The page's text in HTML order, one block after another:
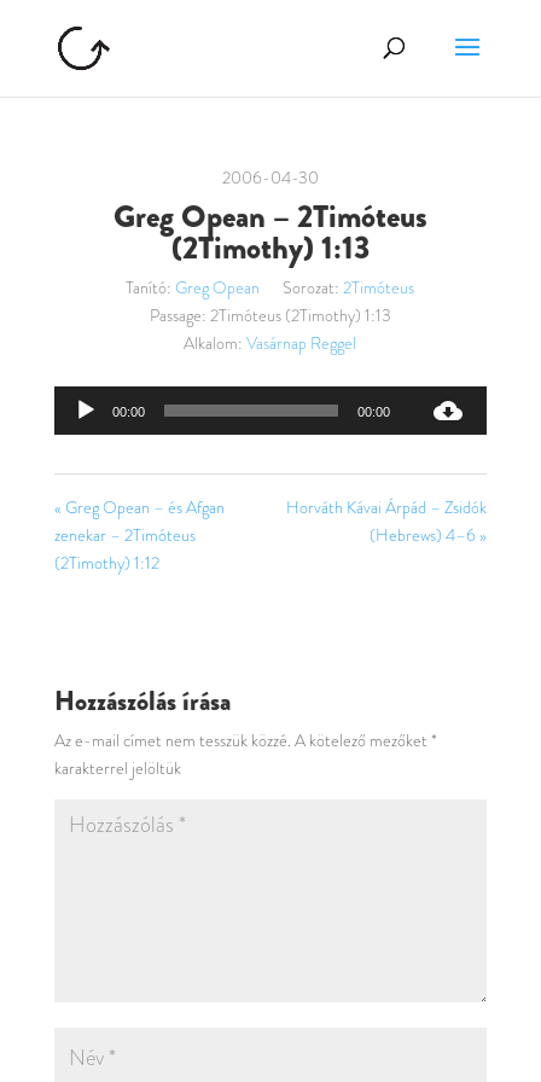
2006-04-30
Greg Opean – 2Timóteus
(2Timothy) 1:13
Tanító: Greg Opean Sorozat: 2Timóteus
Passage: 2Timóteus (2Timothy) 1:13
Alkalom: Vasárnap Reggel
Audió
00:00 00:00
« Greg Opean – és Afgan
zenekar – 2Timóteus
(2Timothy) 1:12
Horváth Kávai Árpád – Zsidók
(Hebrews) 4–6 »
Hozzászólás írása
Az e-mail címet nem tesszük közzé. A kötelező mezőket *
karakterrel jelöltük